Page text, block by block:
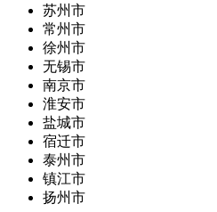
苏州市
常州市
徐州市
无锡市
南京市
淮安市
盐城市
宿迁市
泰州市
镇江市
扬州市